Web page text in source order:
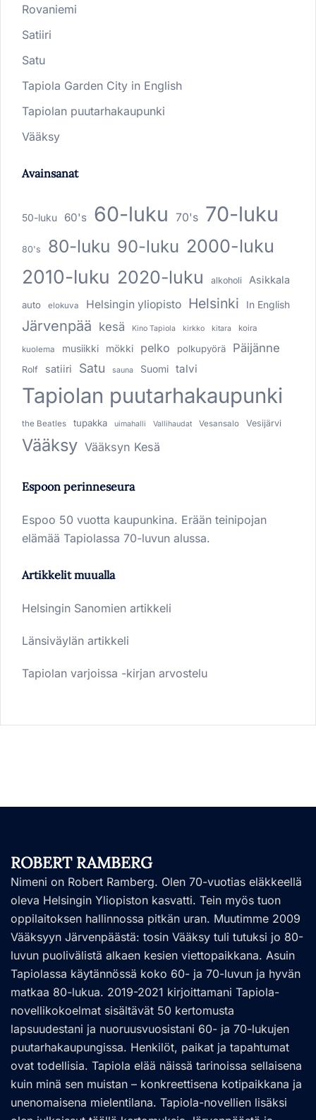
Rovaniemi
Satiiri
Satu
Tapiola Garden City in English
Tapiolan puutarhakaupunki
Vääksy
Avainsanat
50-luku 60's 60-luku 70's 70-luku
80's 80-luku 90-luku 2000-luku
2010-luku 2020-luku alkoholi Asikkala
auto elokuva Helsingin yliopisto Helsinki In English
Järvenpää kesä Kino Tapiola kirkko kitara koira
kuolema musiikki mökki pelko polkupyörä Päijänne
Rolf satiiri Satu sauna Suomi talvi
Tapiolan puutarhakaupunki
the Beatles tupakka uimahalli Vallihaudat Vesansalo Vesijärvi
Vääksy Vääksyn Kesä
Espoon perinneseura
Espoo 50 vuotta kaupunkina. Erään teinipojan
elämää Tapiolassa 70-luvun alussa.
Artikkelit muualla
Helsingin Sanomien artikkeli
Länsiväylän artikkeli
Tapiolan varjoissa -kirjan arvostelu
ROBERT RAMBERG
Nimeni on Robert Ramberg. Olen 70-vuotias eläkkeellä
oleva Helsingin Yliopiston kasvatti. Tein myös tuon
oppilaitoksen hallinnossa pitkän uran. Muutimme 2009
Vääksyyn Järvenpäästä: tosin Vääksy tuli tutuksi jo 80-
luvun puolivälistä alkaen kesien viettopaikkana. Asuin
Tapiolassa käytännössä koko 60- ja 70-luvun ja hyvän
matkaa 80-lukua. 2019-2021 kirjoittamani Tapiola-
novellikokoelmat sisältävät 50 kertomusta
lapsuudestani ja nuoruusvuosistani 60- ja 70-lukujen
puutarhakaupungissa. Henkilöt, paikat ja tapahtumat
ovat todellisia. Tapiola elää näissä tarinoissa sellaisena
kuin minä sen muistan – konkreettisena kotipaikkana ja
unenomaisena mielentilana. Tapiola-novellien lisäksi